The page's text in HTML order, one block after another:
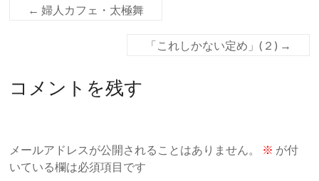
← 婦人カフェ・太極舞
「これしかない定め」(２) →
コメントを残す
メールアドレスが公開されることはありません。 ※ が付
いている欄は必須項目です